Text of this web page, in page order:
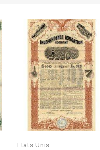
Etats Unis